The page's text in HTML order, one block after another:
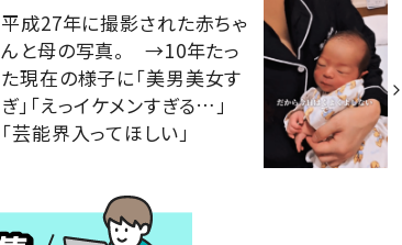
平成27年に撮影された赤ちゃ
んと母の写真。 →10年たっ
た現在の様子に「美男美女す
ぎ」「えっイケメンすぎる…」
「芸能界入ってほしい」